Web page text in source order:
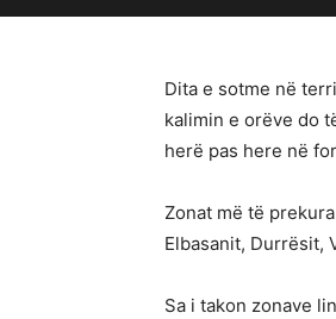
Dita e sotme në
kalimin e orëve do
herë pas here në
Zonat më të
Elbasanit, Durrësit,
Sa i takon zonave